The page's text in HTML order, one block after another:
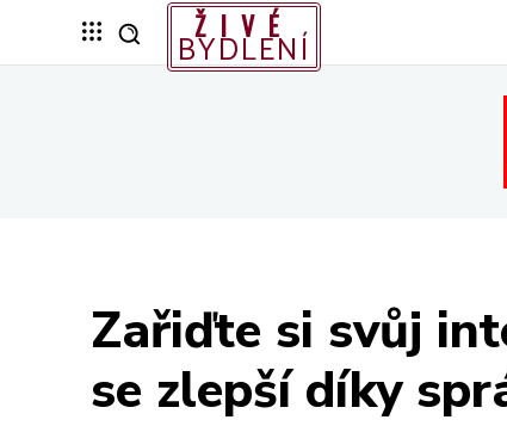
ŽIVÉ
BYDLENÍ
Zařiďte si svůj
se zlepší díky